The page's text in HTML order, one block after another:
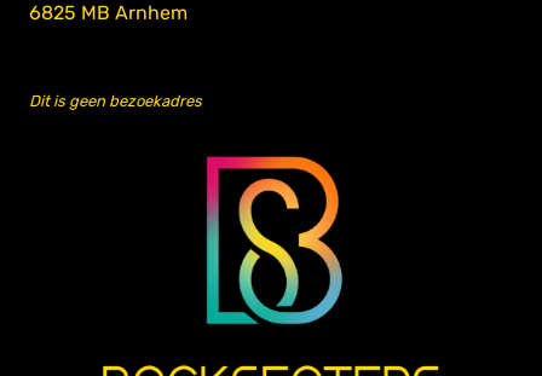
6825 MB Arnhem
Dit is geen bezoekadres